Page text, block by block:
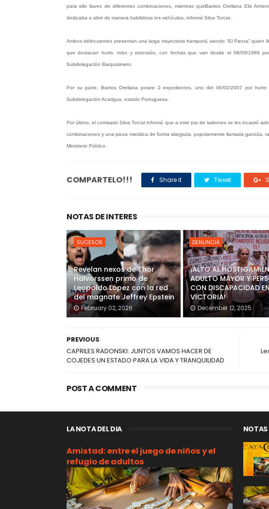
para ello llaves de diferentes combinaciones, mientras queBarrios Orellana Elis
dedicaba a abrir de manera habilidosa los vehículos, informó Silva Torcat.
Ambos delincuentes presentan una larga trayectoria hamponil, siendo “El Panza”
que destacan hurto, robo y extorsión, con fechas que van desde el 08/09/1989
Subdelegación Barquisimeto.
Por su parte, Barrios Orellana posee 2 expedientes, uno del 06/02/2007 por
Subdelegación Acarigua, estado Portuguesa.
Por último, el comisario Silva Torcat informó que a este par de ladrones se les incautó
combinaciones y una pieza metálica de forma alargada, popularmente llamada ganzúa,
Ministerio Público.
COMPARTELO!!! Share it Tweet
NOTAS DE INTERES
SUCESOS
Revelan nexos de Thor
Halvorssen primo de
Leopoldo López con la red
del magnate Jeffrey Epstein
February 02, 2026
DENUNCIA
¡ALTO AL
ADULTO MAYOR Y
CON DISCAPACIDAD
VICTORIA!
December 12, 2025
PREVIOUS
CAPRILES RADONSKI: JUNTOS VAMOS HACER DE
COJEDES UN ESTADO PARA LA VIDA Y TRANQUILIDAD
POST A COMMENT
LA NOTA DEL DIA
Amistad: entre el juego de niños y el
refugio de adultos
NOTAS